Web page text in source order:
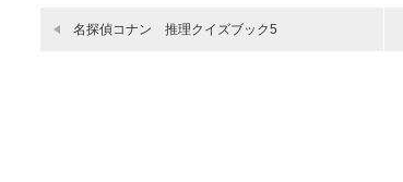
名探偵コナン 推理クイズブック5